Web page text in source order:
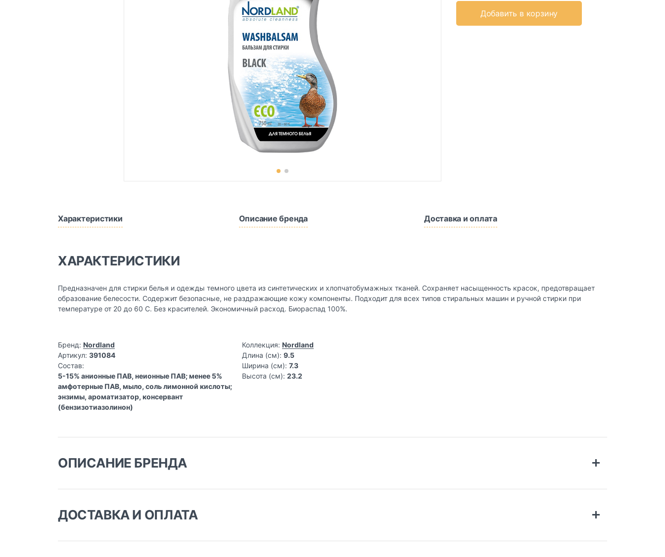
Добавить в корзину
Характеристики Описание бренда Доставка и оплата
ХАРАКТЕРИСТИКИ
Предназначен для стирки белья и одежды темного цвета из синтетических и хлопчатобумажных тканей. Сохраняет насыщенность красок, предотвращает
образование белесости. Содержит безопасные, не раздражающие кожу компоненты. Подходит для всех типов стиральных машин и ручной стирки при
температуре от 20 до 60 С. Без красителей. Экономичный расход. Биораспад 100%.
Бренд: Nordland
Артикул: 391084
Состав:
5-15% анионные ПАВ, неионные ПАВ; менее 5%
амфотерные ПАВ, мыло, соль лимонной кислоты;
энзимы, ароматизатор, консервант
(бензизотиазолинон)
Коллекция: Nordland
Длина (см): 9.5
Ширина (см): 7.3
Высота (см): 23.2
ОПИСАНИЕ БРЕНДА
NORDLAND
— это европейская линейка экологически дружественных и научно обоснованных продуктов для ухода за домом. Бренд создан для
современного потребителя, который осознанно подходит к выбору средств для чистоты, ставя на первое место безопасность для здоровья семьи и
ДОСТАВКА И ОПЛАТА